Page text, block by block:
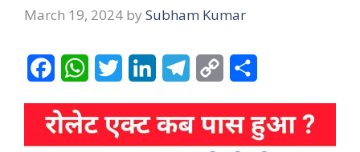
March 19, 2024 by Subham Kumar
c
W
a
i
n
l
p
a